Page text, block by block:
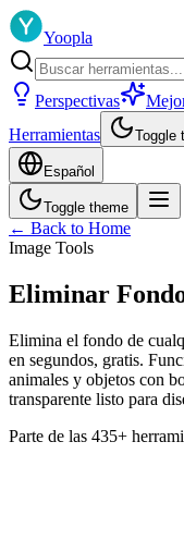
Yoopla
Perspectivas
Herramientas
Toggle
Español
Toggle theme
← Back to Home
Image Tools
Eliminar
Elimina el fondo de
en segundos, gratis.
animales y objetos con
transparente listo para
Parte de las 435+